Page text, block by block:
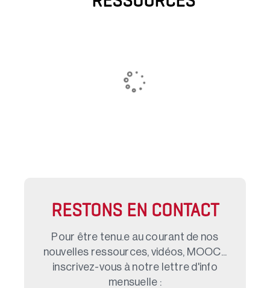
RESTONS EN CONTACT
Pour être tenu.e au courant de nos
nouvelles ressources, vidéos, MOOC...
inscrivez-vous à notre lettre d'info
mensuelle :